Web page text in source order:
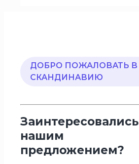
ДОБРО ПОЖАЛОВАТЬ В
СКАНДИНАВИЮ
Заинтересовались
нашим
предложением?